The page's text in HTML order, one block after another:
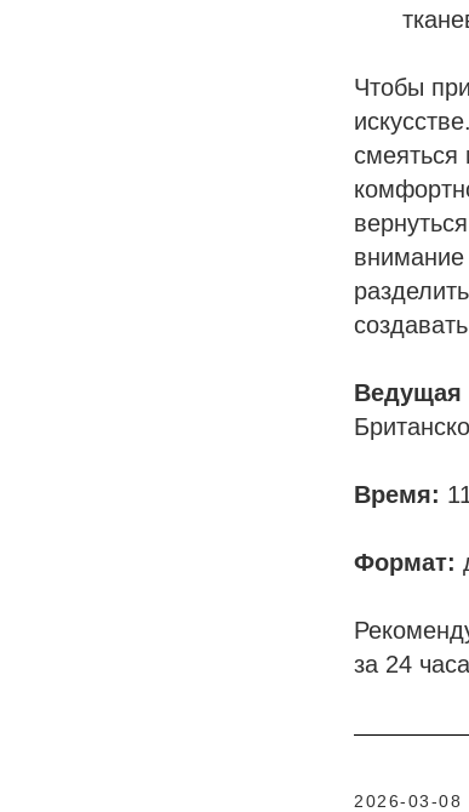
Чтобы
смеяться
Ведущая
Время:
Формат:
за 24
2026-03-08